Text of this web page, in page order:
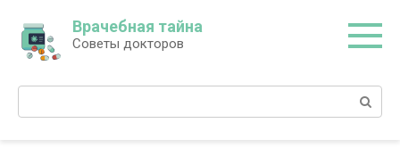
контенту
Врачебная тайна
Советы докторов
Поиск: